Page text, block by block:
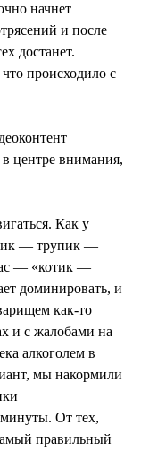
начнет
и после
достанет.
происходило с
центре внимания,
Как у
— трупик —
— «котик —
доминировать, и
как-то
и с жалобами на
алкоголем в
мы накормили
От тех,
правильный